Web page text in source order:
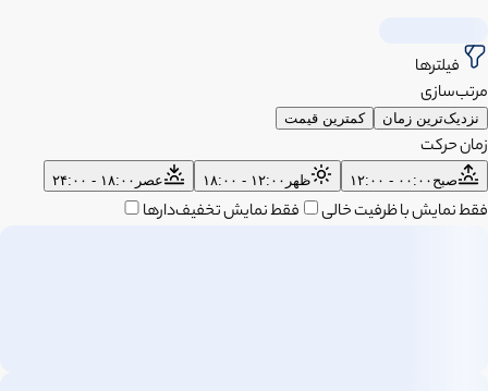
فیلترها
مرتب‌سازی
نزدیک‌ترین زمان کمترین قیمت
زمان حرکت
صبح ۰۰:۰۰ - ۱۲:۰۰ ظهر ۱۲:۰۰ - ۱۸:۰۰ عصر ۱۸:۰۰ - ۲۴:۰۰
فقط نمایش با ظرفیت خالی فقط نمایش تخفیف‌دارها